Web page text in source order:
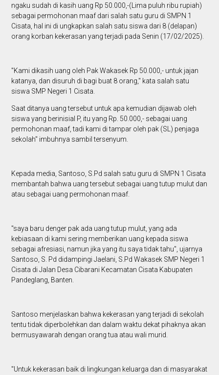
ngaku sudah di kasih uang Rp 50.000,-(Lima puluh ribu rupiah)
sebagai permohonan maaf dari salah satu guru di SMPN 1
Cisata, hal ini di ungkapkan salah satu siswa dari 8 (delapan)
orang korban kekerasan yang terjadi pada Senin (17/02/2025).
"Kami dikasih uang oleh Pak Wakasek Rp 50.000,- untuk jajan
katanya, dan disuruh di bagi buat 8 orang," kata salah satu
siswa SMP Negeri 1 Cisata.
Saat ditanya uang tersebut untuk apa kemudian dijawab oleh
siswa yang berinisial P, itu yang Rp. 50.000,- sebagai uang
permohonan maaf, tadi kami di tampar oleh pak (SL) penjaga
sekolah" imbuhnya sambil tersenyum.
Kepada media, Santoso, S.Pd salah satu guru di SMPN 1 Cisata
membantah bahwa uang tersebut sebagai uang tutup mulut dan
atau sebagai uang permohonan maaf.
"saya baru denger pak ada uang tutup mulut, yang ada
kebiasaan di kami sering memberikan uang kepada siswa
sebagai afresiasi, namun jika yang itu saya tidak tahu", ujarnya
Santoso, S. Pd didampingi Jaelani, S.Pd Wakasek SMP Negeri 1
Cisata di Jalan Desa Cibarani Kecamatan Cisata Kabupaten
Pandeglang, Banten.
Santoso menjelaskan bahwa kekerasan yang terjadi di sekolah
tentu tidak diperbolehkan dan dalam waktu dekat pihaknya akan
bermusyawarah dengan orang tua atau wali murid.
"Untuk kekerasan baik di lingkungan keluarga dan di masyarakat